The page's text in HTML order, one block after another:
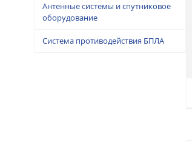
Антенные системы и спутниковое
оборудование
Система противодействия БПЛА